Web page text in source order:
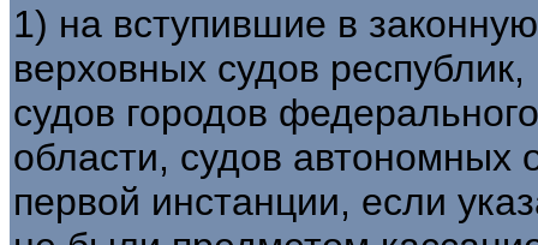
1) на вступившие в
верховных судов
судов городов
области, судов автономных
первой инстанции, если